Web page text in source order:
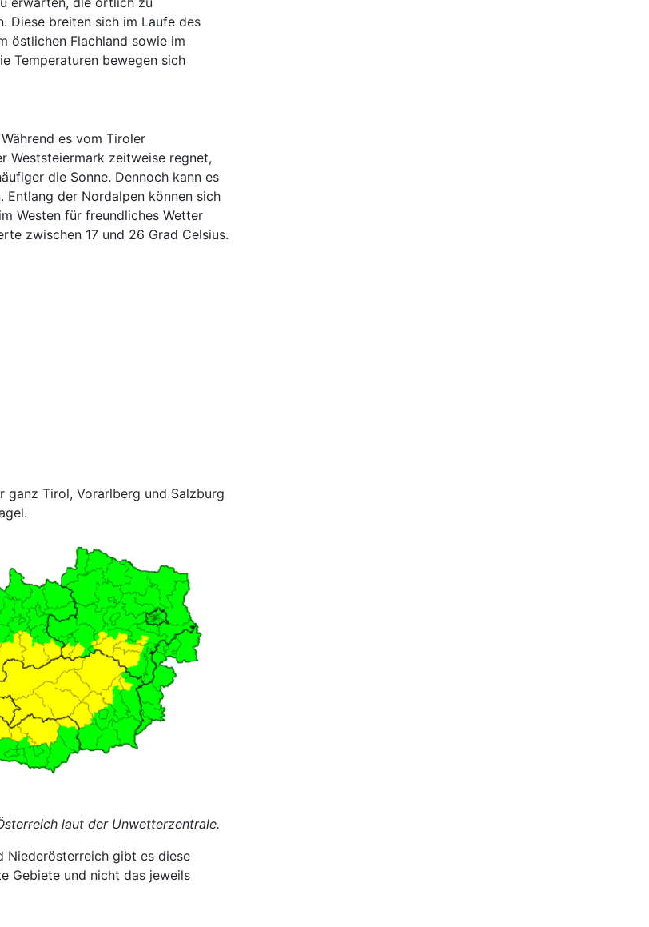
Diese breiten sich im Laufe des
östlichen Flachland sowie im
Temperaturen bewegen sich
es vom Tiroler
Weststeiermark zeitweise regnet,
die Sonne. Dennoch kann es
Entlang der Nordalpen können sich
Westen für freundliches Wetter
zwischen 17 und 26 Grad Celsius.
Tirol, Vorarlberg und Salzburg
laut der Unwetterzentrale.
Niederösterreich gibt es diese
Gebiete und nicht das jeweils